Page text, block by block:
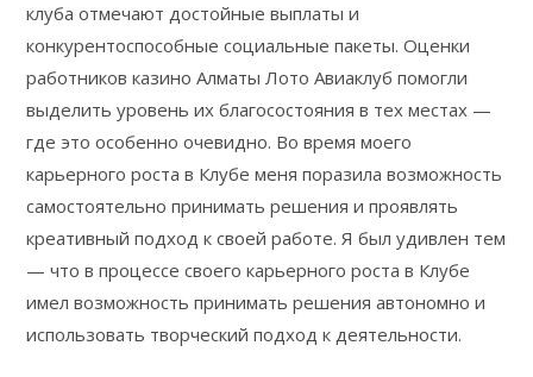
клуба отмечают достойные выплаты и
конкурентоспособные социальные пакеты. Оценки
работников казино Алматы Лото Авиаклуб помогли
выделить уровень их благосостояния в тех местах —
где это особенно очевидно. Во время моего
карьерного роста в Клубе меня поразила возможность
самостоятельно принимать решения и проявлять
креативный подход к своей работе. Я был удивлен тем
— что в процессе своего карьерного роста в Клубе
имел возможность принимать решения автономно и
использовать творческий подход к деятельности.